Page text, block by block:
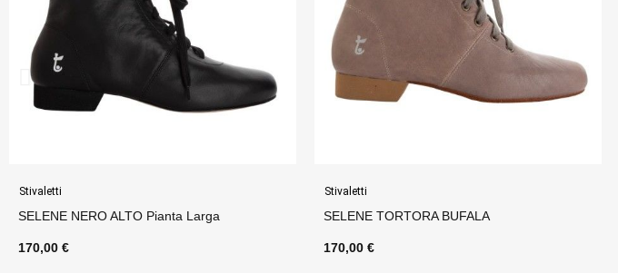
Stivaletti
SELENE TORTORA BUFALA
170,00 €
Stivaletti
SELENE SABBIA TEXANO BUFALA
170,00 €